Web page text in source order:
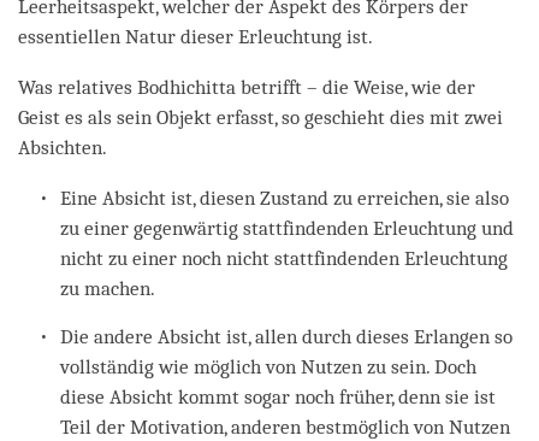
Leerheitsaspekt, welcher der Aspekt des Körpers der
essentiellen Natur dieser Erleuchtung ist.
Was relatives Bodhichitta betrifft – die Weise, wie der
Geist es als sein Objekt erfasst, so geschieht dies mit zwei
Absichten.
Eine Absicht ist, diesen Zustand zu erreichen, sie also
zu einer gegenwärtig stattfindenden Erleuchtung und
nicht zu einer noch nicht stattfindenden Erleuchtung
zu machen.
Die andere Absicht ist, allen durch dieses Erlangen so
vollständig wie möglich von Nutzen zu sein. Doch
diese Absicht kommt sogar noch früher, denn sie ist
Teil der Motivation, anderen bestmöglich von Nutzen